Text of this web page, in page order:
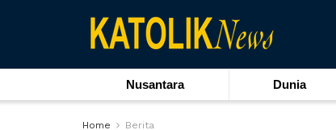
Nusantara Dunia
Home Berita